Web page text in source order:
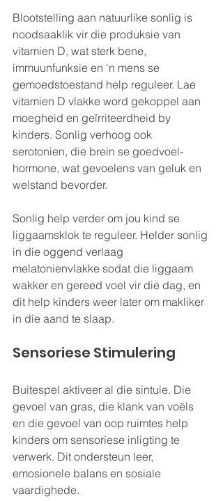
Blootstelling aan natuurlike sonlig is
noodsaaklik vir die produksie van
vitamien D, wat sterk bene,
immuunfunksie en 'n mens se
gemoedstoestand help reguleer. Lae
vitamien D vlakke word gekoppel aan
moegheid en geïrriteerdheid by
kinders. Sonlig verhoog ook
serotonien, die brein se goedvoel-
hormone, wat gevoelens van geluk en
welstand bevorder.
Sonlig help verder om jou kind se
liggaamsklok te reguleer. Helder sonlig
in die oggend verlaag
melatonienvlakke sodat die liggaam
wakker en gereed voel vir die dag, en
dit help kinders weer later om makliker
in die aand te slaap.
Sensoriese Stimulering
Buitespel aktiveer al die sintuie. Die
gevoel van gras, die klank van voëls
en die gevoel van oop ruimtes help
kinders om sensoriese inligting te
verwerk. Dit ondersteun leer,
emosionele balans en sosiale
vaardighede.